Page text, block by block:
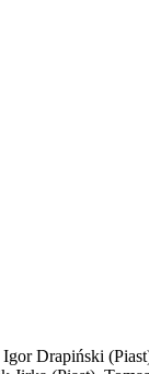
Drapiński